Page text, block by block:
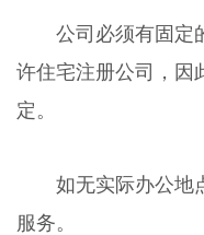
公司必须有固定
许住宅注册公司，因
定。
如无实际办公地
服务。